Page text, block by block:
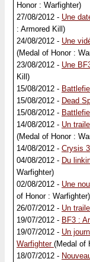
Honor : Warfighter)
27/08/2012 - Une
: Armored Kill)
24/08/2012 - Une
(Medal of Honor :
23/08/2012 - Une
Kill)
15/08/2012 -
15/08/2012 - Dead
15/08/2012 -
14/08/2012 - Un
(Medal of Honor :
14/08/2012 - Crysis
04/08/2012 - Du
Warfighter)
02/08/2012 - Une
of Honor : Warfighter)
26/07/2012 - Un
19/07/2012 - BF3 :
19/07/2012 - Un
Warfighter (Medal of
18/07/2012 -